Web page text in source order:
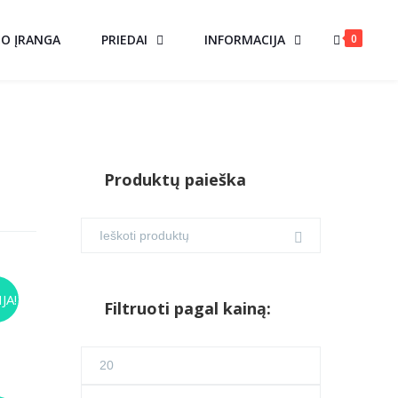
0
ĮRANGA PRIEDAI INFORMACIJA
Produktų paieška
Filtruoti pagal kainą: